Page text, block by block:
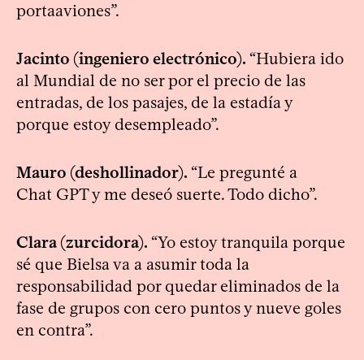
portaaviones”.
Jacinto (ingeniero electrónico). “Hubiera ido
al Mundial de no ser por el precio de las
entradas, de los pasajes, de la estadía y
porque estoy desempleado”.
Mauro (deshollinador). “Le pregunté a
Chat GPT y me deseó suerte. Todo dicho”.
Clara (zurcidora). “Yo estoy tranquila porque
sé que Bielsa va a asumir toda la
responsabilidad por quedar eliminados de la
fase de grupos con cero puntos y nueve goles
en contra”.